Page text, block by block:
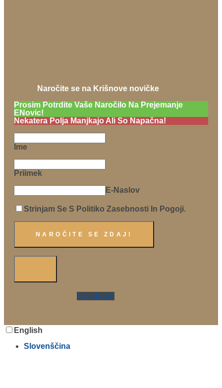
Naročite se na Krišnove novičke
Prosim Potrdite Vaše Naročilo Na Prejemanje
ENovic!
Nekatera Polja Manjkajo Ali So Napačna!
Ime
Priimek
E-Naslov
Strinjam Se S Politiko Zasebnosti In Pogoji.
Facebook
English
Slovenščina